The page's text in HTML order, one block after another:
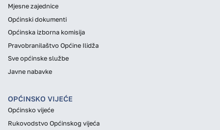
Mjesne zajednice
Općinski dokumenti
Općinska izborna komisija
Pravobranilaštvo Općine Ilidža
Sve općinske službe
Javne nabavke
OPĆINSKO VIJEĆE
Općinsko vijeće
Rukovodstvo Općinskog vijeća